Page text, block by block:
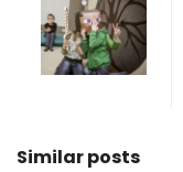
Similar posts